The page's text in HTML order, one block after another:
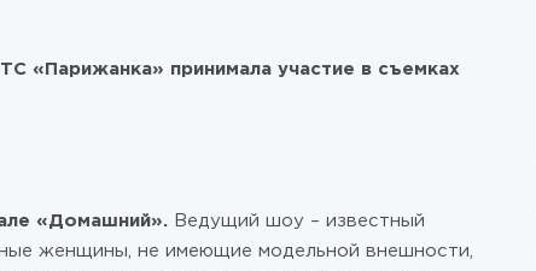
«Парижанка» принимала участие в съемках
«Домашний». Ведущий шоу – известный
женщины, не имеющие модельной внешности,